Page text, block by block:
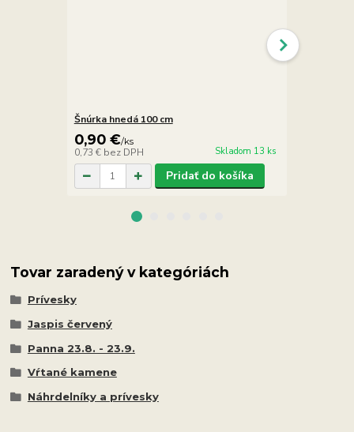
Šnúrka hnedá 100 cm
0,90 €/ks
0,73 € bez DPH Skladom 13 ks
Pridať do košíka
Tovar zaradený v kategóriách
Prívesky
Jaspis červený
Panna 23.8. - 23.9.
Vŕtané kamene
Náhrdelníky a prívesky